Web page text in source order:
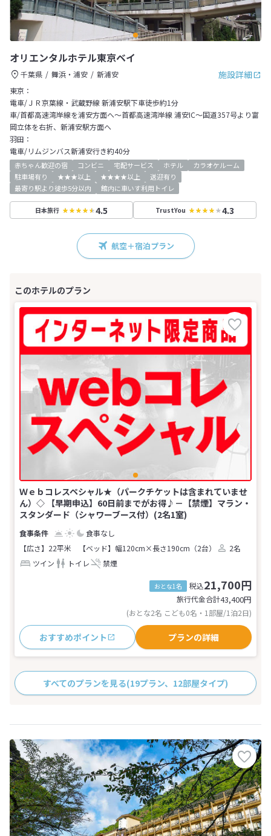
オリエンタルホテル東京ベイ
施設詳細
千葉県 舞浜・浦安
新浦安
東京：
電車/ＪＲ京葉線・武蔵野線 新浦安駅下車徒歩約1分
車/首都高速湾岸線を浦安方面へ～首都高速湾岸線 浦安IC～国道357号より富
岡立体を右折、新浦安駅方面へ
羽田：
電車/リムジンバス新浦安行き約40分
赤ちゃん歓迎の宿 コンビニ 宅配サービス ホテル
カラオケルーム
駐車場有り
★★★以上 ★★★★以上
送迎有り
最寄り駅より徒歩5分以内
館内に車いす利用トイレ
日本旅行 4.5 TrustYou 4.3
航空＋宿泊プラン
Ｗｅｂコレスペシャル★（パークチケットは含まれていませ
ん）◇ 【早期申込】60日前までがお得♪－【禁煙】マラン・
スタンダード（シャワーブース付）(2名1室)
食事なし
【広さ】22平米
【ベッド】幅120cm×長さ190cm（2台）
2名
ツイン
トイレ 禁煙
おとな1名 税込21,700円
旅行代金合計43,400円
(おとな2名 こども0名・1部屋/1泊2日)
おすすめポイント プランの詳細
すべてのプランを見る(19プラン、12部屋タイプ)